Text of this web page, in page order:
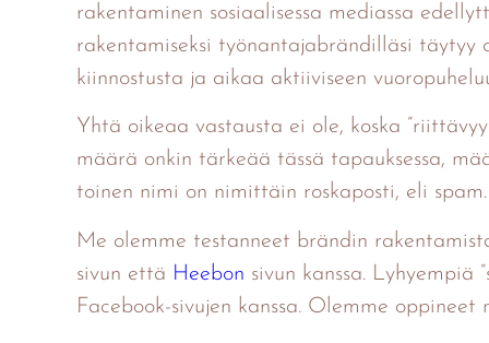
rakentaminen sosiaalisessa mediassa
rakentamiseksi työnantajabrändilläsi
kiinnostusta ja aikaa aktiiviseen
Yhtä oikeaa vastausta ei ole, koska
määrä onkin tärkeää tässä tapauksessa,
toinen nimi on nimittäin roskaposti, eli spam.
Me olemme testanneet brändin
sivun että Heebon sivun kanssa. Lyhyempiä
Facebook-sivujen kanssa. Olemme oppineet